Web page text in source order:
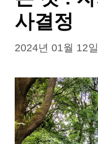
사결정
2024년 01월 12일